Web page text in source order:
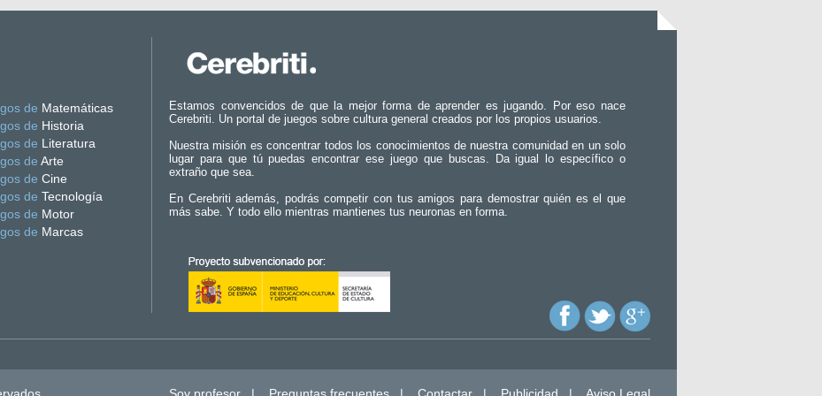
de Matemáticas
de Historia
de Literatura
de Arte
de Cine
de Tecnología
de Motor
de Marcas
Estamos convencidos de que la mejor forma de aprender es jugando. Por eso nace
Cerebriti. Un portal de juegos sobre cultura general creados por los propios usuarios.
Nuestra misión es concentrar todos los conocimientos de nuestra comunidad en un solo
lugar para que tú puedas encontrar ese juego que buscas. Da igual lo específico o
extraño que sea.
En Cerebriti además, podrás competir con tus amigos para demostrar quién es el que
más sabe. Y todo ello mientras mantienes tus neuronas en forma.